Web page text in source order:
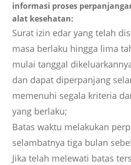
informasi proses
alat kesehatan:
Surat izin edar yang telah
masa berlaku hingga lima
mulai tanggal
dan dapat diperpanjang
memenuhi segala kriteria
yang berlaku;
Batas waktu melakukan
selambatnya tiga bulan
Jika telah melewati batas